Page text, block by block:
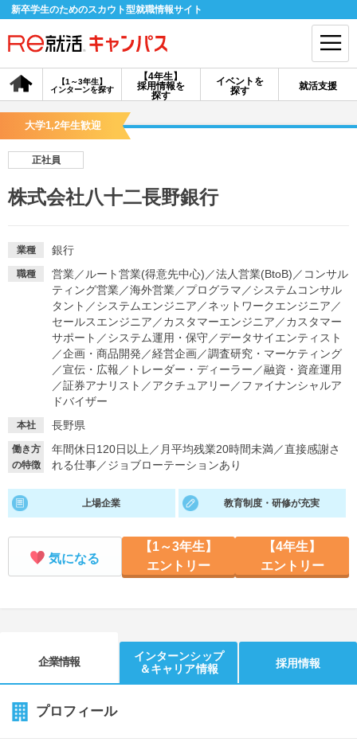
新卒学生のためのスカウト型就職情報サイト
【4年生】
採用情報を
探す
【1～3年生】
インターンを探す
イベントを
探す
就活支援
会員登録 ログイン
探す
イベントを探す スカウト お知らせ
就活ノウハウ・サポート
就活支援
就活ノウハウが満載！
就活コラム
適職診断
あなたに合う仕事を診断！
就活チャンネル
動画で対策講座をチェック
就活ニュースペーパー よくある質問
大学1,2年生歓迎
正社員
株式会社八十二長野銀行
業種 銀行
職種 営業／ ルート営業(得意先中心) ／法人営業(BtoB) ／ コンサル
ティング営業／海外営業／プログラマ ／システムコンサル
タント ／システムエンジニア ／ネットワークエンジニア ／
セールスエンジニア ／カスタマーエンジニア ／カスタマー
サポート ／システム運用・保守／データサイエンティスト
／企画・商品開発 ／経営企画／調査研究・マーケティング
／宣伝・広報 ／ トレーダー・ディーラー ／融資・資産運用
／証券アナリスト ／アクチュアリー ／ファイナンシャルア
ドバイザー
本社 長野県
働き方
の特徴
年間休日120日以上 ／ 月平均残業20時間未満／直接感謝さ
れる仕事／ジョブローテーションあり
上場企業 教育制度・研修が充実
気になる
【1～3年生】
エントリー
【4年生】
エントリー
企業情報
インターンシップ
＆キャリア情報
採用情報
プロフィール